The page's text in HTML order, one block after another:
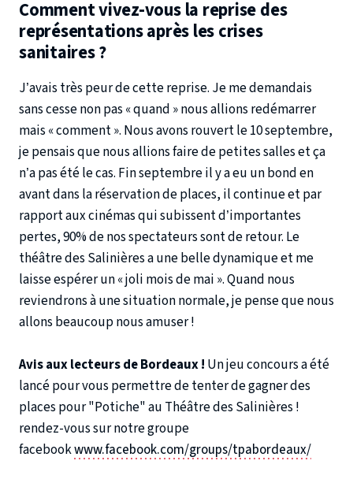
Comment vivez-vous la reprise des
représentations après les crises
sanitaires ?
J’avais très peur de cette reprise. Je me demandais
sans cesse non pas « quand » nous allions redémarrer
mais « comment ». Nous avons rouvert le 10 septembre,
je pensais que nous allions faire de petites salles et ça
n’a pas été le cas. Fin septembre il y a eu un bond en
avant dans la réservation de places, il continue et par
rapport aux cinémas qui subissent d’importantes
pertes, 90% de nos spectateurs sont de retour. Le
théâtre des Salinières a une belle dynamique et me
laisse espérer un « joli mois de mai ». Quand nous
reviendrons à une situation normale, je pense que nous
allons beaucoup nous amuser !
Avis aux lecteurs de Bordeaux ! Un jeu concours a été
lancé pour vous permettre de tenter de gagner des
places pour "Potiche" au Théâtre des Salinières !
rendez-vous sur notre groupe
facebookwww.facebook.com/groups/tpabordeaux/